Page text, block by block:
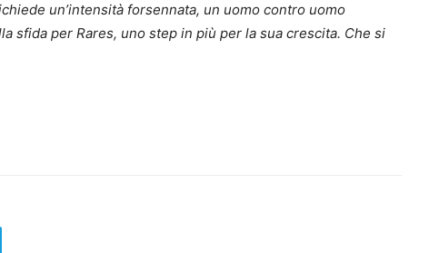
un’intensità forsennata, un uomo contro uomo
sfida per Rares, uno step in più per la sua crescita. Che si